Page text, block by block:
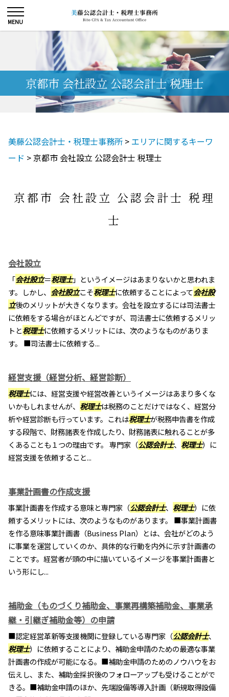
京都市 会社設立 公認会計士 税理士
美藤公認会計士・税理士事務所 > エリアに関するキーワ
ード >京都市 会社設立 公認会計士 税理士
京都市 会社設立 公認会計士 税理
士
会社設立
「会社設立＝税理士」というイメージはあまりないかと思われま
す。しかし、 会社設立こそ税理士に依頼することによって会社設
立後のメリットが大きくなります。会社を設立するには司法書士
に依頼をする場合がほとんどですが、司法書士に依頼するメリッ
トと税理士に依頼するメリットには、次のようなものがありま
す。 ■司法書士に依頼する...
経営支援（経営分析、経営診断）
税理士には、経営支援や経営改善というイメージはあまり多くな
いかもしれませんが、 税理士は税務のことだけではなく、経営分
析や経営診断も行っています。これは税理士が税務申告書を作成
する段階で、財務諸表を作成したり、財務諸表に触れることが多
くあることも１つの理由です。 専門家（公認会計士、 税理士）に
経営支援を依頼すること...
事業計画書の作成支援
事業計画書を作成する意味と専門家（公認会計士、 税理士）に依
頼するメリットには、次のようなものがあります。 ■事業計画書
を作る意味事業計画書（Business Plan）とは、会社がどのよう
に事業を運営していくのか、具体的な行動を内外に示す計画書の
ことです。経営者が頭の中に描いているイメージを事業計画書と
いう形にし...
補助金（ものづくり補助金、事業再構築補助金、事業承
継・引継ぎ補助金等）の申請
■認定経営革新等支援機関に登録している専門家（公認会計士、
税理士）に依頼することにより、補助金申請のための最適な事業
計画書の作成が可能になる。■補助金申請のためのノウハウをお
伝えし、また、補助金採択後のフォローアップも受けることがで
きる。■補助金申請のほか、先端設備等導入計画（新規取得設備